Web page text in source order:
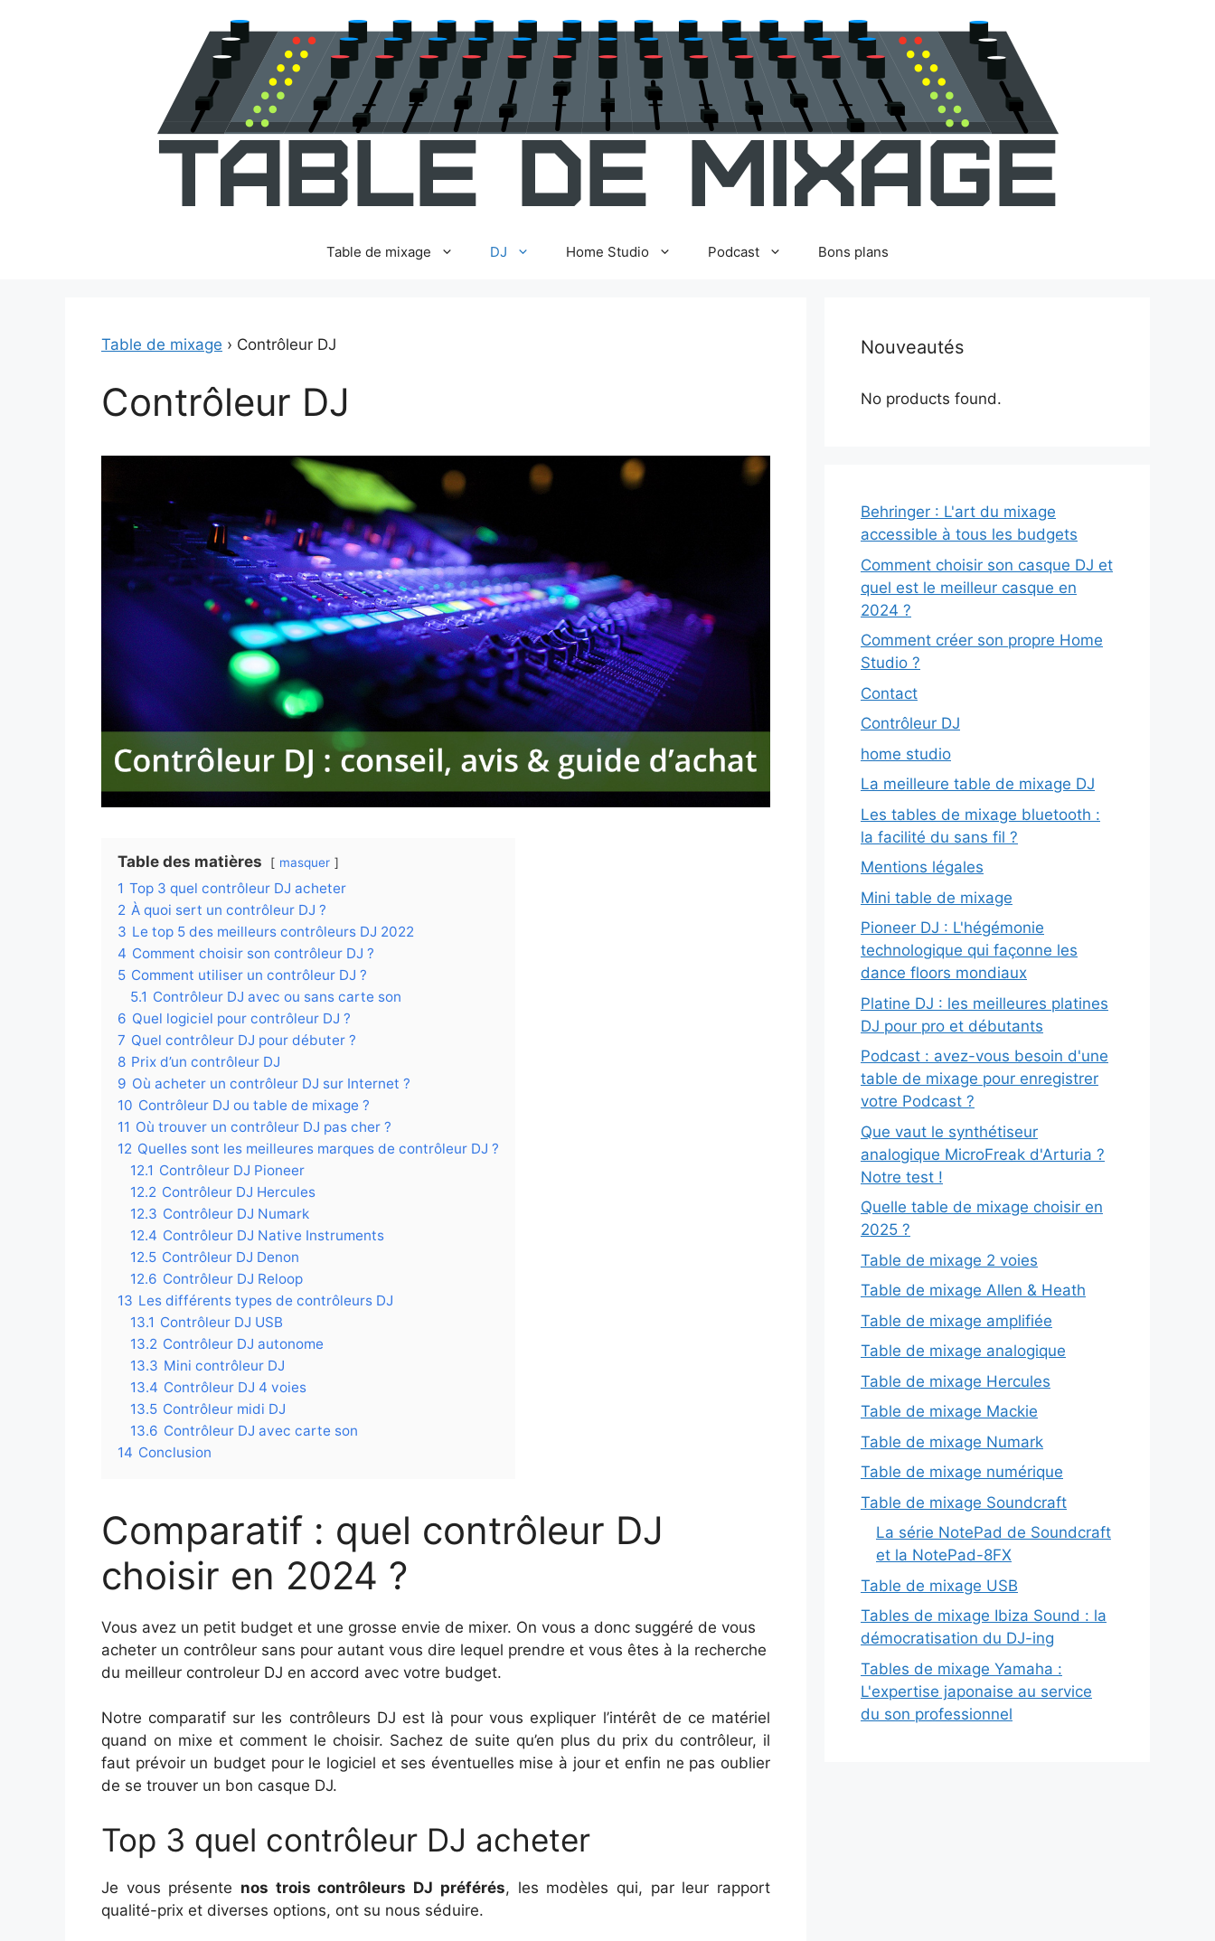
Table de mixage DJ Home Studio Podcast Bons plans
Table de mixage › Contrôleur DJ
Contrôleur DJ
Table des matières masquer
1 Top 3 quel contrôleur DJ acheter
2 À quoi sert un contrôleur DJ ?
3 Le top 5 des meilleurs contrôleurs DJ 2022
4 Comment choisir son contrôleur DJ ?
5 Comment utiliser un contrôleur DJ ?
5.1 Contrôleur DJ avec ou sans carte son
6 Quel logiciel pour contrôleur DJ ?
7 Quel contrôleur DJ pour débuter ?
8 Prix d’un contrôleur DJ
9 Où acheter un contrôleur DJ sur Internet ?
10 Contrôleur DJ ou table de mixage ?
11 Où trouver un contrôleur DJ pas cher ?
12 Quelles sont les meilleures marques de contrôleur DJ ?
12.1 Contrôleur DJ Pioneer
12.2 Contrôleur DJ Hercules
12.3 Contrôleur DJ Numark
12.4 Contrôleur DJ Native Instruments
12.5 Contrôleur DJ Denon
12.6 Contrôleur DJ Reloop
13 Les différents types de contrôleurs DJ
13.1 Contrôleur DJ USB
13.2 Contrôleur DJ autonome
13.3 Mini contrôleur DJ
13.4 Contrôleur DJ 4 voies
13.5 Contrôleur midi DJ
13.6 Contrôleur DJ avec carte son
14 Conclusion
Comparatif : quel contrôleur DJ
choisir en 2024 ?
Vous avez un petit budget et une grosse envie de mixer. On vous a donc suggéré de vous
acheter un contrôleur sans pour autant vous dire lequel prendre et vous êtes à la recherche
du meilleur controleur DJ en accord avec votre budget.
Notre comparatif sur les contrôleurs DJ est là pour vous expliquer l’intérêt de ce matériel
quand on mixe et comment le choisir. Sachez de suite qu’en plus du prix du contrôleur, il
faut prévoir un budget pour le logiciel et ses éventuelles mise à jour et enfin ne pas oublier
de se trouver un bon casque DJ.
Top 3 quel contrôleur DJ acheter
Je vous présente nos trois contrôleurs DJ préférés, les modèles qui, par leur rapport
qualité-prix et diverses options, ont su nous séduire.
Nouveautés
No products found.
Behringer : L'art du mixage
accessible à tous les budgets
Comment choisir son casque DJ et
quel est le meilleur casque en
2024 ?
Comment créer son propre Home
Studio ?
Contact
Contrôleur DJ
home studio
La meilleure table de mixage DJ
Les tables de mixage bluetooth :
la facilité du sans fil ?
Mentions légales
Mini table de mixage
Pioneer DJ : L'hégémonie
technologique qui façonne les
dance floors mondiaux
Platine DJ : les meilleures platines
DJ pour pro et débutants
Podcast : avez-vous besoin d'une
table de mixage pour enregistrer
votre Podcast ?
Que vaut le synthétiseur
analogique MicroFreak d'Arturia ?
Notre test !
Quelle table de mixage choisir en
2025 ?
Table de mixage 2 voies
Table de mixage Allen & Heath
Table de mixage amplifiée
Table de mixage analogique
Table de mixage Hercules
Table de mixage Mackie
Table de mixage Numark
Table de mixage numérique
Table de mixage Soundcraft
La série NotePad de Soundcraft
et la NotePad-8FX
Table de mixage USB
Tables de mixage Ibiza Sound : la
démocratisation du DJ-ing
Tables de mixage Yamaha :
L'expertise japonaise au service
du son professionnel